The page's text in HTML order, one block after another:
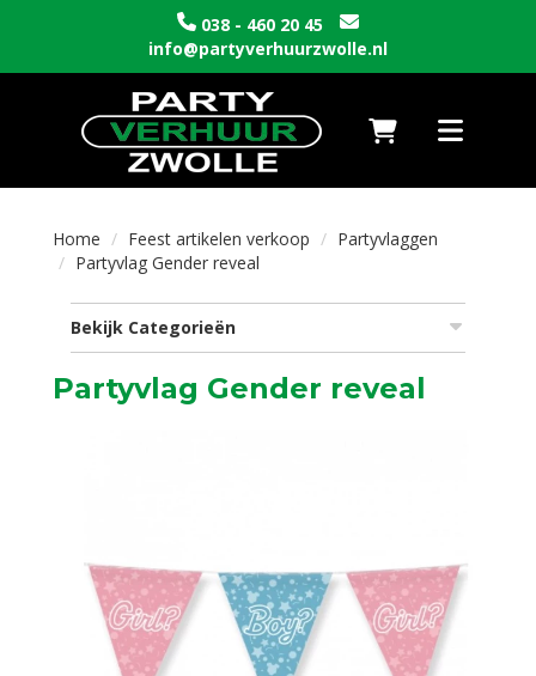
038 - 460 20 45
info@partyverhuurzwolle.nl
Naar winkelwagen
Toggle
Home Feest artikelen verkoop
Partyvlaggen
Partyvlag Gender reveal
Bekijk Categorieën
Partyvlag Gender reveal